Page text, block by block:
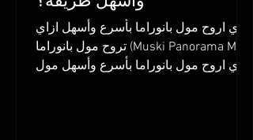
ازاي اروح مول بانوراما بأسرع وأسهل ازاي
تروح مول بانوراما (Muski Panorama Mall)
ازاي اروح مول بانوراما بأسرع وأسهل مول